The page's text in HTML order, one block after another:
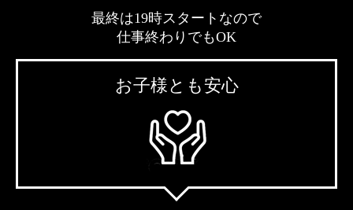
最終は19時スタートなので
仕事終わりでもOK
お子様とも安心